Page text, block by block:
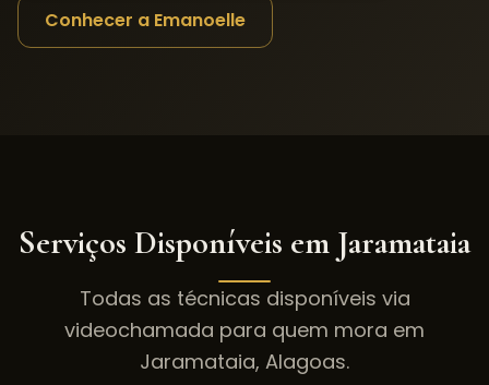
Conhecer a Emanoelle
Serviços Disponíveis em Jaramataia
Todas as técnicas disponíveis via
videochamada para quem mora em
Jaramataia, Alagoas.